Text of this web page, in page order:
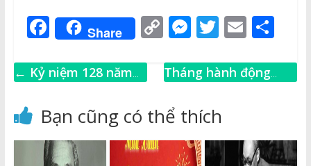
F
a
c
b
o
o
Share C
p
Li
n
k
M
ss
n
g
e
T
it
r
E
ai
S
ar
← Kỷ niệm 128 năm
Hồ Chí Minh
(19/5/1890-19/5/2018)
Tháng hành động
chống bạo lực gia
Bạn cũng có thể thích